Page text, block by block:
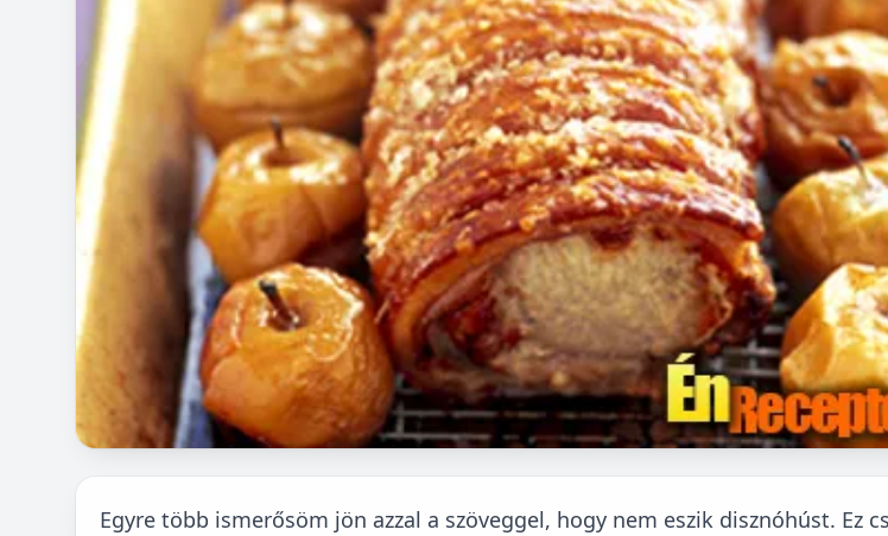
Egyre több ismerősöm jön azzal a szöveggel, hogy nem eszik disznóhúst. Ez